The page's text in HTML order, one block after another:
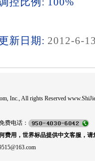
新日期: 2012-6-
Inc., All rights Reserved
费电话：
费用，世界标品提供中文客服，请